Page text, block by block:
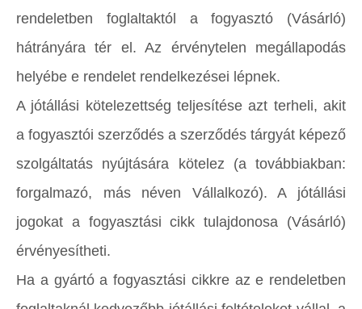
rendeletben foglaltaktól a fogyasztó (Vásárló)
hátrányára tér el. Az érvénytelen megállapodás
helyébe e rendelet rendelkezései lépnek.
A jótállási kötelezettség teljesítése azt terheli, akit
a fogyasztói szerződés a szerződés tárgyát képező
szolgáltatás nyújtására kötelez (a továbbiakban:
forgalmazó, más néven Vállalkozó). A jótállási
jogokat a fogyasztási cikk tulajdonosa (Vásárló)
érvényesítheti.
Ha a gyártó a fogyasztási cikkre az e rendeletben